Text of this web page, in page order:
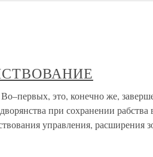
это, конечно же,
при сохранении рабства
управления, расширения